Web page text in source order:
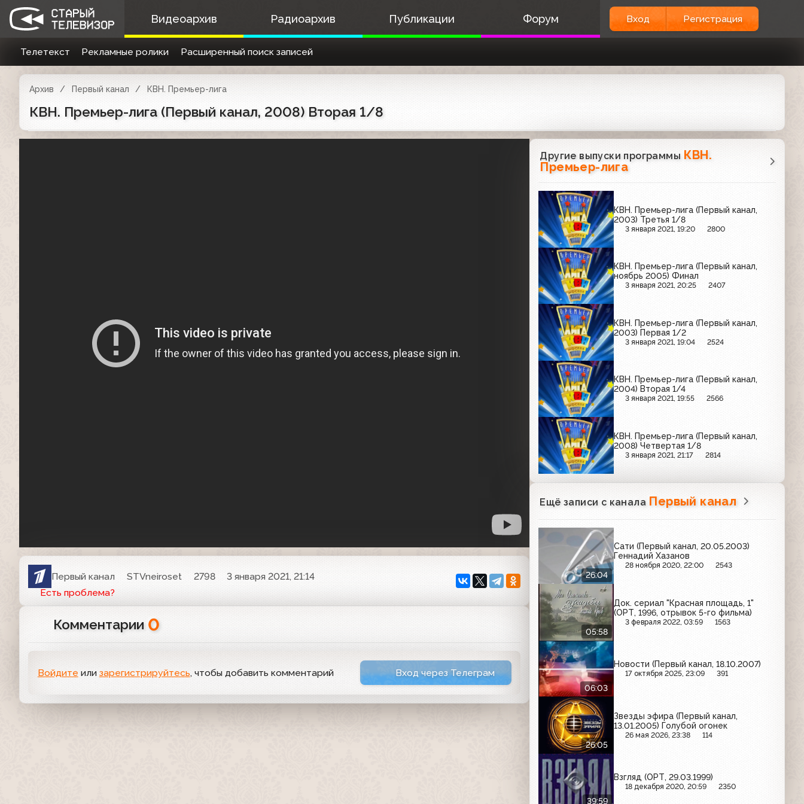
Видеоархив Радиоархив Публикации Форум Вход Регистрация
Телетекст Рекламные ролики Расширенный поиск записей
Архив Первый канал КВН. Премьер-лига
КВН. Премьер-лига (Первый канал, 2008) Вторая 1/8
Первый канал STVneiroset 2798
3 января 2021, 21:14
Есть проблема?
Комментарии 0
Войдите или зарегистрируйтесь, чтобы добавить комментарий Вход через Телеграм
Другие выпуски программы КВН.
Премьер-лига
КВН. Премьер-лига (Первый канал,
2003) Третья 1/8
3 января 2021, 19:20 2800
КВН. Премьер-лига (Первый канал,
ноябрь 2005) Финал
3 января 2021, 20:25 2407
КВН. Премьер-лига (Первый канал,
2003) Первая 1/2
3 января 2021, 19:04 2524
КВН. Премьер-лига (Первый канал,
2004) Вторая 1/4
3 января 2021, 19:55 2566
КВН. Премьер-лига (Первый канал,
2008) Четвертая 1/8
3 января 2021, 21:17 2814
Ещё записи с канала Первый канал
26:04
Сати (Первый канал, 20.05.2003)
Геннадий Хазанов
28 ноября 2020, 22:00 2543
05:58
Док. сериал "Красная площадь, 1"
(ОРТ, 1996, отрывок 5-го фильма)
3 февраля 2022, 03:59 1563
06:03
Новости (Первый канал, 18.10.2007)
17 октября 2025, 23:09 391
26:05
Звезды эфира (Первый канал,
13.01.2005) Голубой огонек
26 мая 2026, 23:38 114
39:59
Взгляд (ОРТ, 29.03.1999)
18 декабря 2020, 20:59 2350